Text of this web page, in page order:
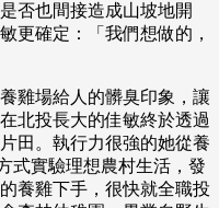
否也間接造成山坡地開
更確定：「我們想做的，
雞場給人的髒臭印象，讓
北投長大的佳敏終於透過
田。執行力很強的她從養
式實驗理想農村生活，發
養雞下手，很快就全職投